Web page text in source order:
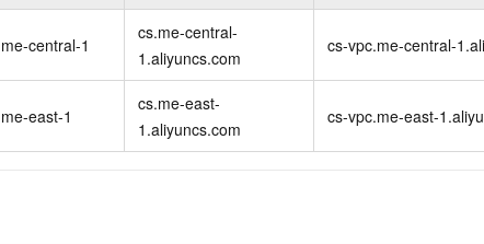
me-central-1
cs.me-central-
1.aliyuncs.com
cs-vpc.me-central-
me-east-1
cs.me-east-
1.aliyuncs.com
cs-vpc.me-east-